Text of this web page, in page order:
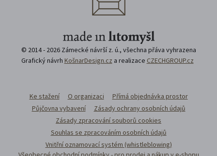
© 2014 - 2026 Zámecké návrší z. ú., všechna přáva vyhrazena
Grafický návrh KošnarDesign.cz a realizace CZECHGROUP.cz
Ke stažení O organizaci
Přímá objednávka prostor
Půjčovna vybavení
Zásady ochrany osobních údajů
Zásady zpracování souborů cookies
Souhlas se zpracováním osobních údajů
Vnitřní oznamovací systém (whistleblowing)